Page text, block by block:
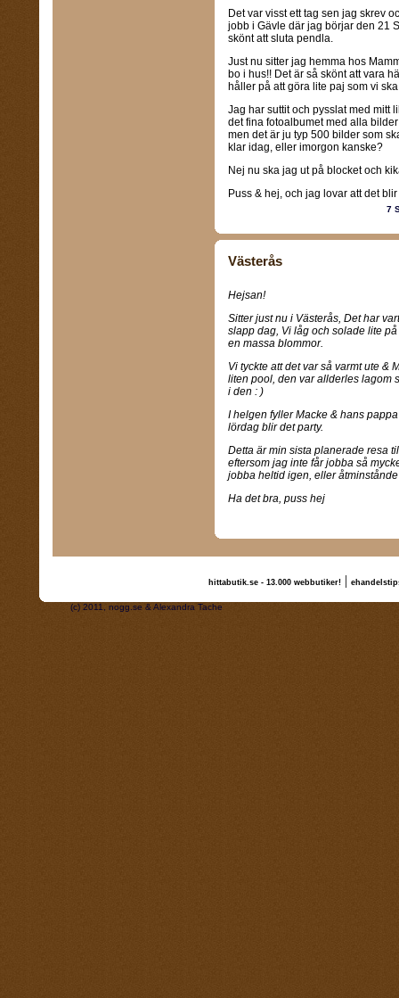
Det var visst ett tag sen jag skrev
jobb i Gävle där jag börjar den 21
skönt att sluta pendla.
Just nu sitter jag hemma hos
bo i hus!! Det är så skönt att vara
håller på att göra lite paj som vi
Jag har suttit och pysslat med mitt
det fina fotoalbumet med alla
men det är ju typ 500 bilder som
klar idag, eller imorgon kanske?
Nej nu ska jag ut på blocket och
Puss & hej, och jag lovar att det
7
Västerås
Hejsan!
Sitter just nu i Västerås, Det har
slapp dag, Vi låg och solade lite
en massa blommor.
Vi tyckte att det var så varmt ute &
liten pool, den var allderles lagom
i den : )
I helgen fyller Macke & hans
lördag blir det party.
Detta är min sista planerade resa
eftersom jag inte får jobba så
jobba heltid igen, eller
Ha det bra, puss hej
hittabutik.se - 13.000 webbutiker!|
(c) 2011, nogg.se & Alexandra Tache